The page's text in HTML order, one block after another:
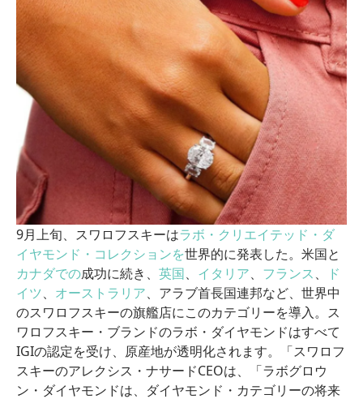
9月上旬、スワロフスキーはラボ・クリエイテッド・ダ
イヤモンド・コレクションを世界的に発表した。米国と
カナダでの成功に続き、 英国、 イタリア、 フランス、
ド
イツ、 オーストラリア、アラブ首長国連邦など、世界中
のスワロフスキーの旗艦店にこのカテゴリーを導入。ス
ワロフスキー・ブランドのラボ・ダイヤモンドはすべて
IGIの認定を受け、原産地が透明化されます。「スワロフ
スキーのアレクシス・ナサードCEOは、「ラボグロウ
ン・ダイヤモンドは、ダイヤモンド・カテゴリーの将来